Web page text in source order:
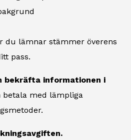
du lämnar stämmer överens
pass.
bekräfta informationen i
betala med lämpliga